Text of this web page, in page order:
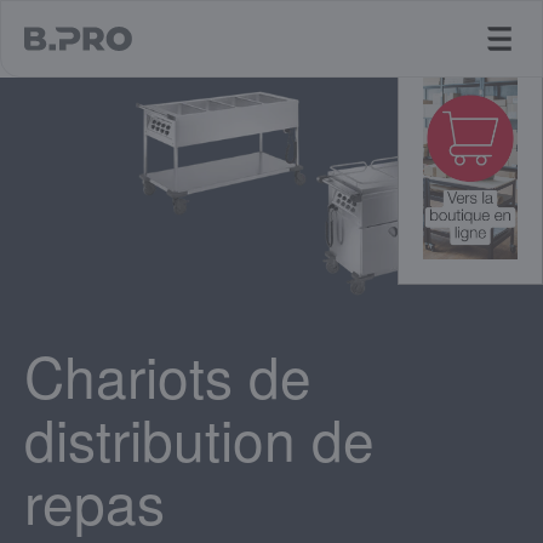
Chariots de
distribution de
repas